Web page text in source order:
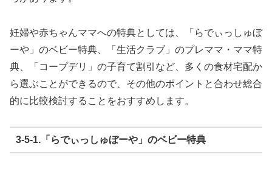
妊婦や赤ちゃんママへの特典としては、「らでぃっしゅぼ
ーや」のベビー特典、「生活クラブ」のプレママ・ママ特
典、「コープデリ」の子育て割引など、多くの食材宅配か
ら選ぶことができるので、その他のポイントと合わせ総合
的に比較検討することをおすすめします。
3-5-1.「らでぃっしゅぼーや」のベビー特典